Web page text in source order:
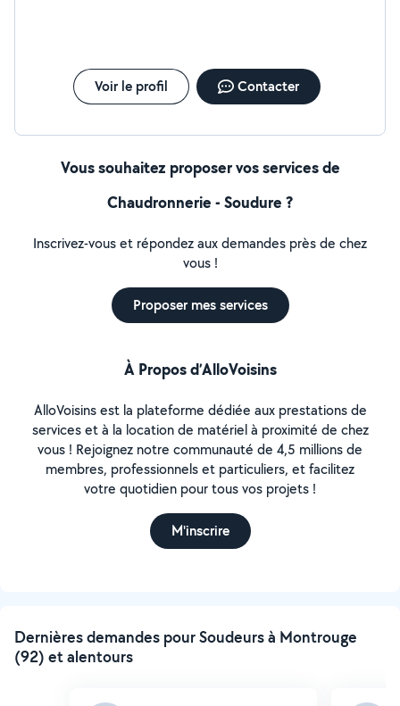
Voir le profil Contacter
Vous souhaitez proposer vos services de
Chaudronnerie - Soudure ?
Inscrivez-vous et répondez aux demandes près de chez
vous !
Proposer mes services
À Propos d’AlloVoisins
AlloVoisins est la plateforme dédiée aux prestations de
services et à la location de matériel à proximité de chez
vous ! Rejoignez notre communauté de 4,5 millions de
membres, professionnels et particuliers, et facilitez
votre quotidien pour tous vos projets !
M'inscrire
Dernières demandes pour Soudeurs à Montrouge
(92) et alentours